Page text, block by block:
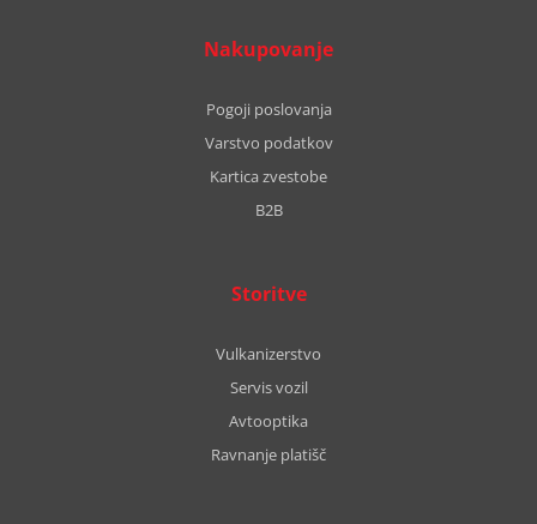
Nakupovanje
Pogoji poslovanja
Varstvo podatkov
Kartica zvestobe
B2B
Storitve
Vulkanizerstvo
Servis vozil
Avtooptika
Ravnanje platišč